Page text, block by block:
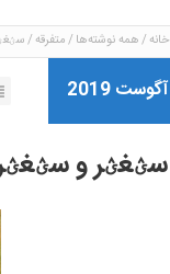
خانه همه نوشته‌ها متفرقه
سؽغؽر و